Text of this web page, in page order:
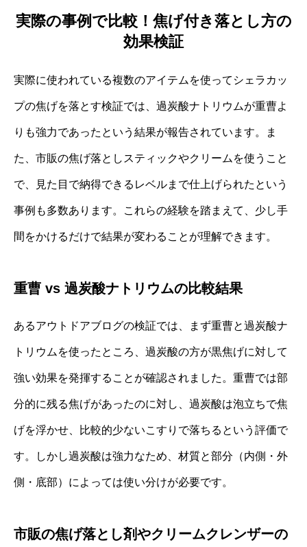
実際の事例で比較！焦げ付き落とし方の
効果検証
実際に使われている複数のアイテムを使ってシェラカッ
プの焦げを落とす検証では、過炭酸ナトリウムが重曹よ
りも強力であったという結果が報告されています。ま
た、市販の焦げ落としスティックやクリームを使うこと
で、見た目で納得できるレベルまで仕上げられたという
事例も多数あります。これらの経験を踏まえて、少し手
間をかけるだけで結果が変わることが理解できます。
重曹 vs 過炭酸ナトリウムの比較結果
あるアウトドアブログの検証では、まず重曹と過炭酸ナ
トリウムを使ったところ、過炭酸の方が黒焦げに対して
強い効果を発揮することが確認されました。重曹では部
分的に残る焦げがあったのに対し、過炭酸は泡立ちで焦
げを浮かせ、比較的少ないこすりで落ちるという評価で
す。しかし過炭酸は強力なため、材質と部分（内側・外
側・底部）によっては使い分けが必要です。
市販の焦げ落とし剤やクリームクレンザーの